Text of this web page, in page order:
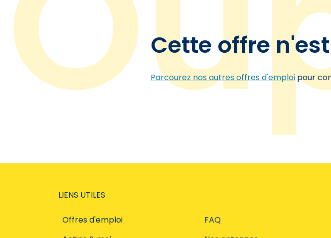
Cette offre
Parcourez nos autres offres d'emploipour
LIENS UTILES
Offres d'emploi
FAQ